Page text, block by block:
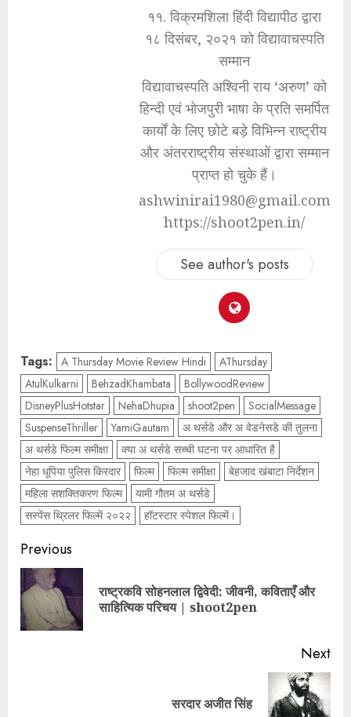
११. विक्रमशिला हिंदी विद्यापीठ द्वारा
१८ दिसंबर, २०२१ को विद्यावाचस्पति
सम्मान
विद्यावाचस्पति अश्विनी राय ‘अरुण’ को
हिन्दी एवं भोजपुरी भाषा के प्रति समर्पित
कार्यों के लिए छोटे बड़े विभिन्न राष्ट्रीय
और अंतरराष्ट्रीय संस्थाओं द्वारा सम्मान
प्राप्त हो चुके हैं।
ashwinirai1980@gmail.com
https://shoot2pen.in/
See author's posts
Tags: A Thursday Movie Review Hindi
AThursday
AtulKulkarni
BehzadKhambata
BollywoodReview
DisneyPlusHotstar
NehaDhupia shoot2pen
SocialMessage
SuspenseThriller
YamiGautam
अ थर्सडे और अ वेडनेसडे की तुलना
अ थर्सडे फिल्म समीक्षा
क्या अ थर्सडे सच्ची घटना पर आधारित है
नेहा धूपिया पुलिस किरदार
फिल्म फिल्म समीक्षा
बेहजाद खंबाटा निर्देशन
महिला सशक्तिकरण फिल्म
यामी गौतम अ थर्सडे
सस्पेंस थ्रिलर फिल्में २०२२
हॉटस्टार स्पेशल फिल्में।
Previous
राष्ट्रकवि सोहनलाल द्विवेदी: जीवनी, कविताएँ और
साहित्यिक परिचय | shoot2pen
Next
सरदार अजीत सिंह